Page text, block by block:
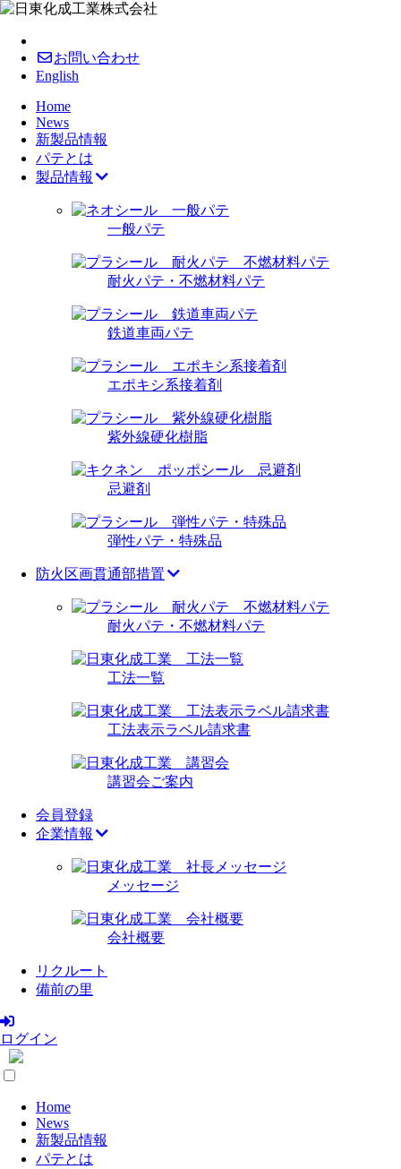
お問い合わせ
English
Home
News
新製品情報
パテとは
製品情報
一般パテ
耐火パテ・不燃材料パテ
鉄道車両パテ
エポキシ系接着剤
紫外線硬化樹脂
忌避剤
弾性パテ・特殊品
防火区画貫通部措置
耐火パテ・不燃材料パテ
工法一覧
工法表示ラベル請求書
講習会ご案内
会員登録
企業情報
メッセージ
会社概要
リクルート
備前の里
ログイン
Home
News
新製品情報
パテとは